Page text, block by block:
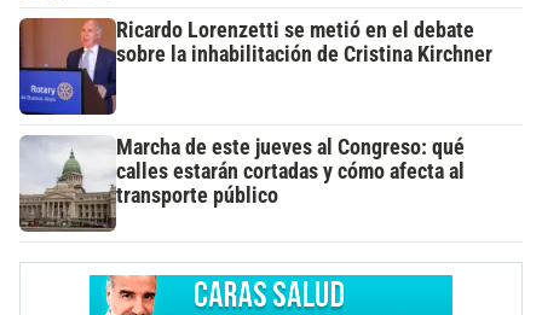
Ricardo Lorenzetti se metió en el debate
sobre la inhabilitación de Cristina Kirchner
Marcha de este jueves al Congreso: qué
calles estarán cortadas y cómo afecta al
transporte público